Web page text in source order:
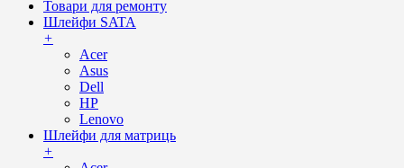
Товари для ремонту
Шлейфи SATA
+
Acer
Asus
Dell
HP
Lenovo
Шлейфи для матриць
+